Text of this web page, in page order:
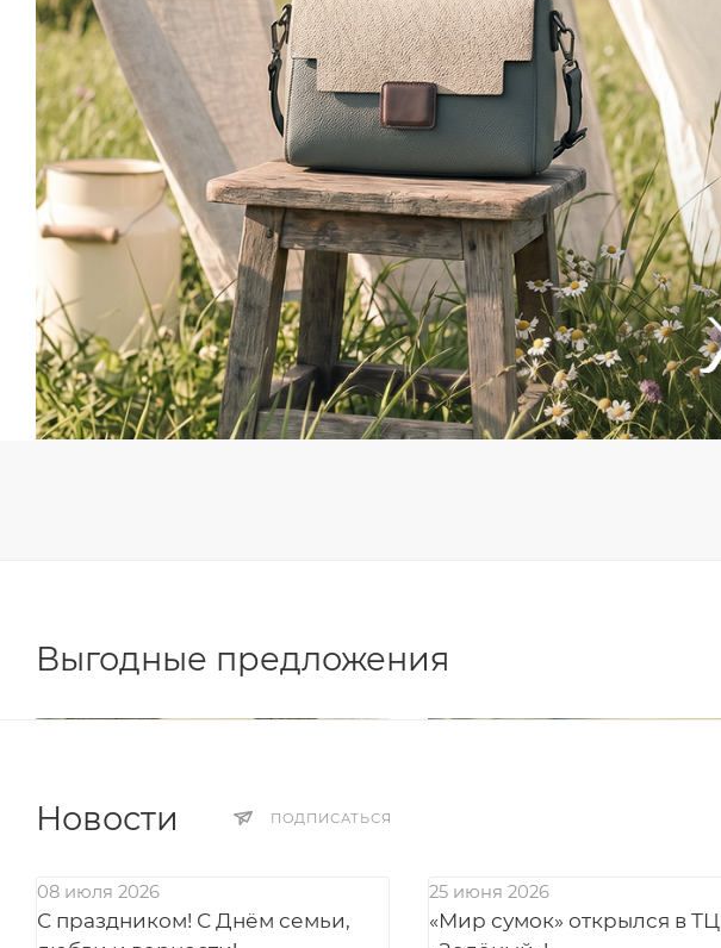
Выгодные предложения
Новости ПОДПИСАТЬСЯ
08 июля 2026
С праздником! С Днём семьи,
25 июня 2026
«Мир сумок» открылся в ТЦ